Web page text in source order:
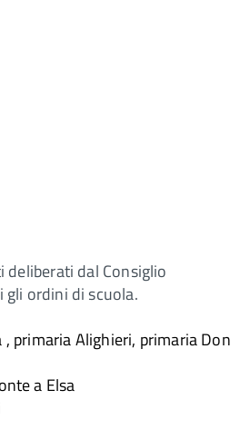
deliberati dal Consiglio
ordini di scuola.
primaria Alighieri, primaria Don
a Elsa